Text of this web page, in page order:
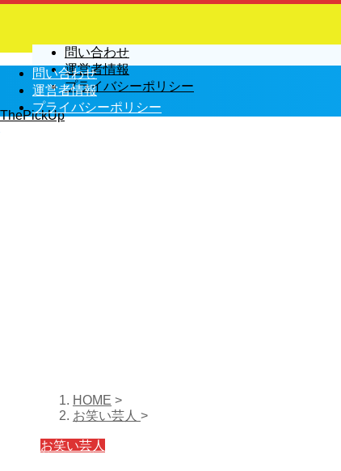
問い合わせ
運営者情報
プライバシーポリシー
ThePickUp
問い合わせ
運営者情報
プライバシーポリシー
HOME >
お笑い芸人 >
お笑い芸人